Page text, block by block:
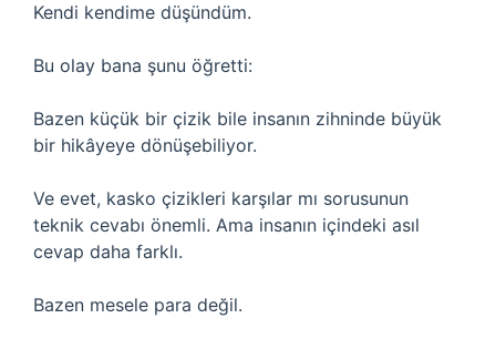
Kendi kendime düşündüm.
Bu olay bana şunu öğretti:
Bazen küçük bir çizik bile insanın zihninde büyük
bir hikâyeye dönüşebiliyor.
Ve evet, kasko çizikleri karşılar mı sorusunun
teknik cevabı önemli. Ama insanın içindeki asıl
cevap daha farklı.
Bazen mesele para değil.